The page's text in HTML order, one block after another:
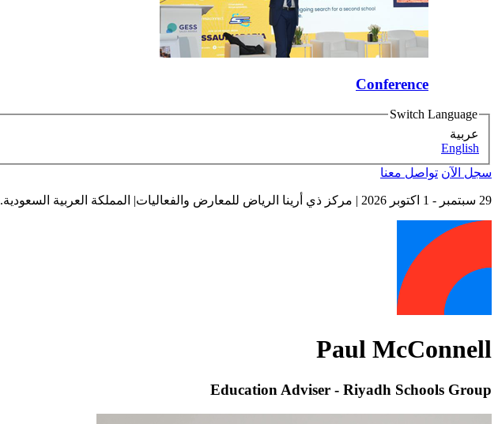
Conference
Switch Language
عربية
English
سجل الآن تواصل معنا
29 سبتمبر - 1 اكتوبر 2026 | مركز ذي أرينا الرياض للمعارض والفعاليات| المملكة العربية السعودية.
Paul McConnell
Education Adviser - Riyadh Schools Group